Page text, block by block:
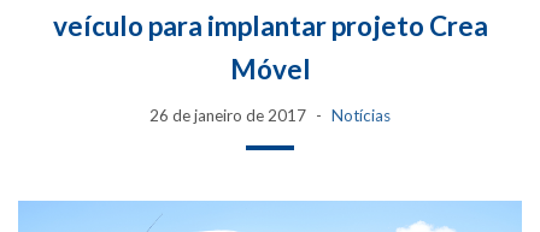
veículo para implantar projeto Crea
Móvel
26 de janeiro de 2017 Notícias